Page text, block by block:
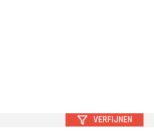
VERFIJNEN